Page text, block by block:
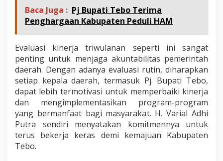
j
a
t
K
e
p
a
l
a
e
r
Baca Juga : Pj Bupati Tebo Terima
Penghargaan Kabupaten Peduli HAM
Evaluasi kinerja triwulanan seperti ini sangat
penting untuk menjaga akuntabilitas pemerintah
daerah. Dengan adanya evaluasi rutin, diharapkan
setiap kepala daerah, termasuk Pj. Bupati Tebo,
dapat lebih termotivasi untuk memperbaiki kinerja
dan mengimplementasikan program-program
yang bermanfaat bagi masyarakat. H. Varial Adhi
Putra sendiri menyatakan komitmennya untuk
terus bekerja keras demi kemajuan Kabupaten
Tebo.